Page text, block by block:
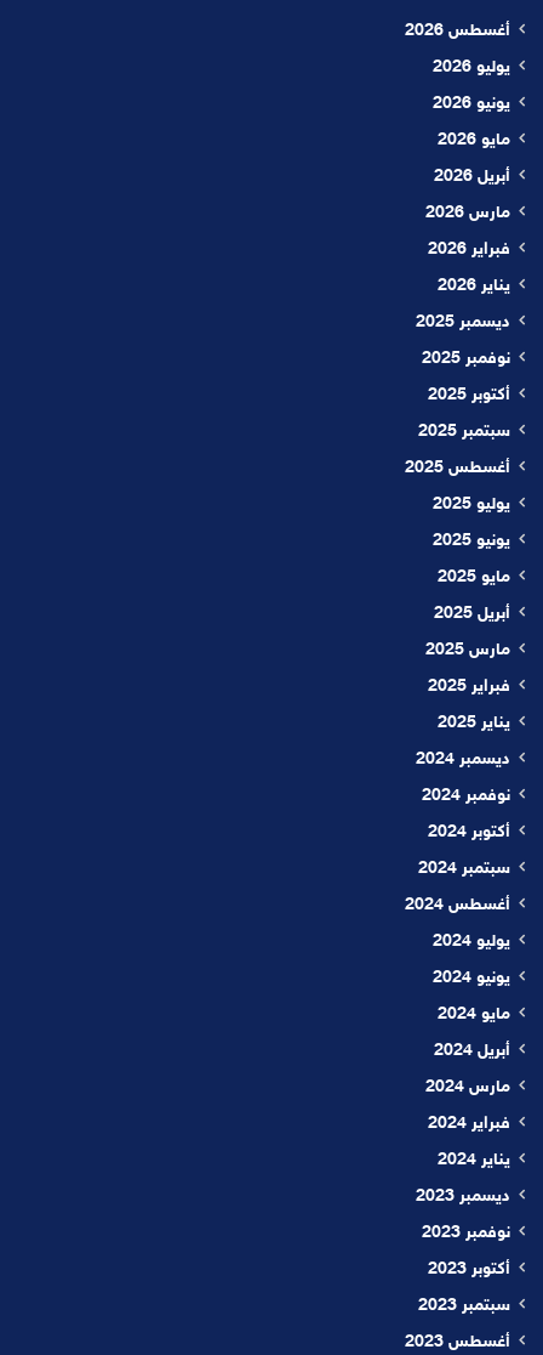
أغسطس 2026
يوليو 2026
يونيو 2026
مايو 2026
أبريل 2026
مارس 2026
فبراير 2026
يناير 2026
ديسمبر 2025
نوفمبر 2025
أكتوبر 2025
سبتمبر 2025
أغسطس 2025
يوليو 2025
يونيو 2025
مايو 2025
أبريل 2025
مارس 2025
فبراير 2025
يناير 2025
ديسمبر 2024
نوفمبر 2024
أكتوبر 2024
سبتمبر 2024
أغسطس 2024
يوليو 2024
يونيو 2024
مايو 2024
أبريل 2024
مارس 2024
فبراير 2024
يناير 2024
ديسمبر 2023
نوفمبر 2023
أكتوبر 2023
سبتمبر 2023
أغسطس 2023